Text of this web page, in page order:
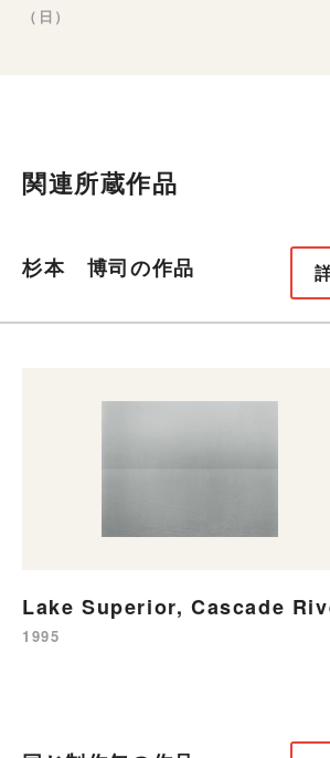
（日）
関連所蔵作品
杉本 博司の作品
Lake Superior, Cascade
1995